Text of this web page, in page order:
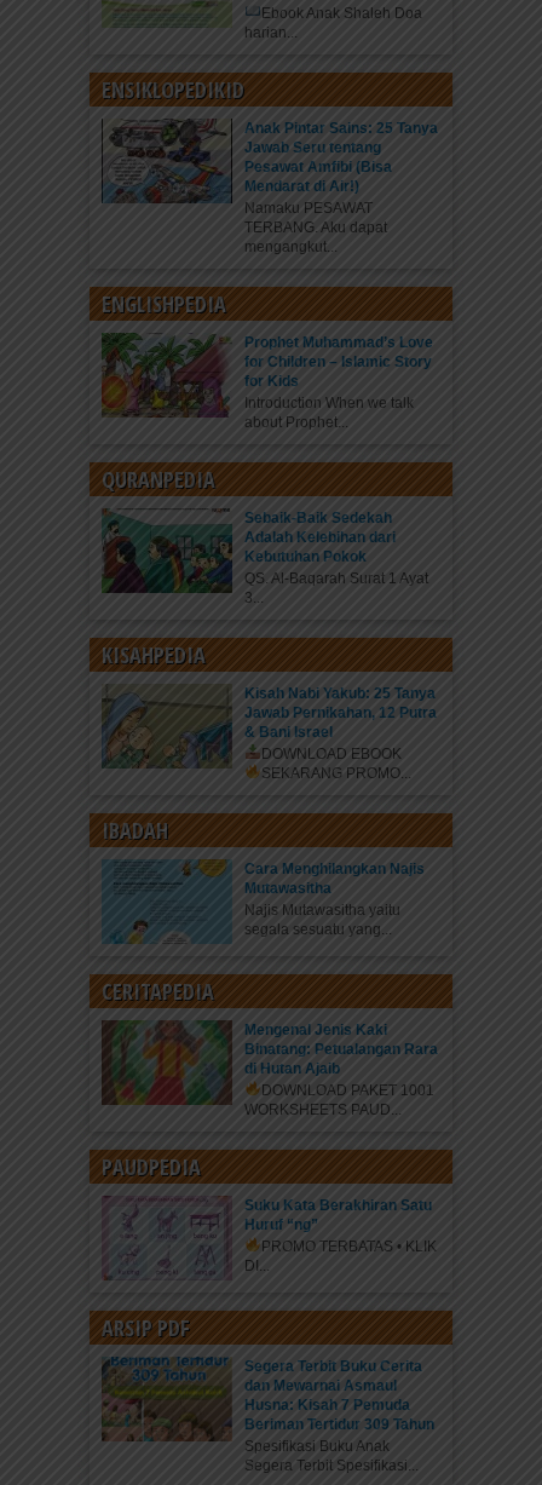
Ebook Anak Shaleh Doa
harian...
ENSIKLOPEDIKID
Anak Pintar Sains: 25 Tanya
Jawab Seru tentang
Pesawat Amfibi (Bisa
Mendarat di Air!)
Namaku PESAWAT
TERBANG. Aku dapat
mengangkut...
ENGLISHPEDIA
Prophet Muhammad’s Love
for Children – Islamic Story
for Kids
Introduction When we talk
about Prophet...
QURANPEDIA
Sebaik-Baik Sedekah
Adalah Kelebihan dari
Kebutuhan Pokok
QS. Al-Baqarah Surat 1 Ayat
3...
KISAHPEDIA
Kisah Nabi Yakub: 25 Tanya
Jawab Pernikahan, 12 Putra
& Bani Israel
DOWNLOAD EBOOK
SEKARANG PROMO...
IBADAH
Cara Menghilangkan Najis
Mutawasitha
Najis Mutawasitha yaitu
segala sesuatu yang...
CERITAPEDIA
Mengenal Jenis Kaki
Binatang: Petualangan Rara
di Hutan Ajaib
DOWNLOAD PAKET 1001
WORKSHEETS PAUD...
PAUDPEDIA
Suku Kata Berakhiran Satu
Huruf “ng”
PROMO TERBATAS • KLIK
DI...
ARSIP PDF
Segera Terbit Buku Cerita
dan Mewarnai Asmaul
Husna: Kisah 7 Pemuda
Beriman Tertidur 309 Tahun
Spesifikasi Buku Anak
Segera Terbit Spesifikasi...